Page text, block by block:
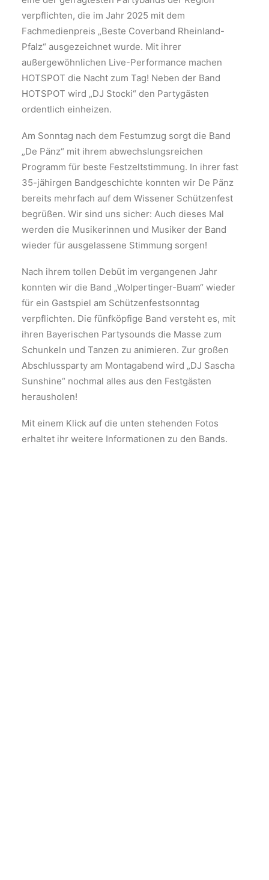
verpflichten, die im Jahr 2025 mit dem
Fachmedienpreis „Beste Coverband Rheinland-
Pfalz“ ausgezeichnet wurde. Mit ihrer
außergewöhnlichen Live-Performance machen
HOTSPOT die Nacht zum Tag! Neben der Band
HOTSPOT wird „DJ Stocki“ den Partygästen
ordentlich einheizen.
Am Sonntag nach dem Festumzug sorgt die Band
„De Pänz“ mit ihrem abwechslungsreichen
Programm für beste Festzeltstimmung. In ihrer fast
35-jähirgen Bandgeschichte konnten wir De Pänz
bereits mehrfach auf dem Wissener Schützenfest
begrüßen. Wir sind uns sicher: Auch dieses Mal
werden die Musikerinnen und Musiker der Band
wieder für ausgelassene Stimmung sorgen!
Nach ihrem tollen Debüt im vergangenen Jahr
konnten wir die Band „Wolpertinger-Buam“ wieder
für ein Gastspiel am Schützenfestsonntag
verpflichten. Die fünfköpfige Band versteht es, mit
ihren Bayerischen Partysounds die Masse zum
Schunkeln und Tanzen zu animieren. Zur großen
Abschlussparty am Montagabend wird „DJ Sascha
Sunshine“ nochmal alles aus den Festgästen
herausholen!
Mit einem Klick auf die unten stehenden Fotos
erhaltet ihr weitere Informationen zu den Bands.